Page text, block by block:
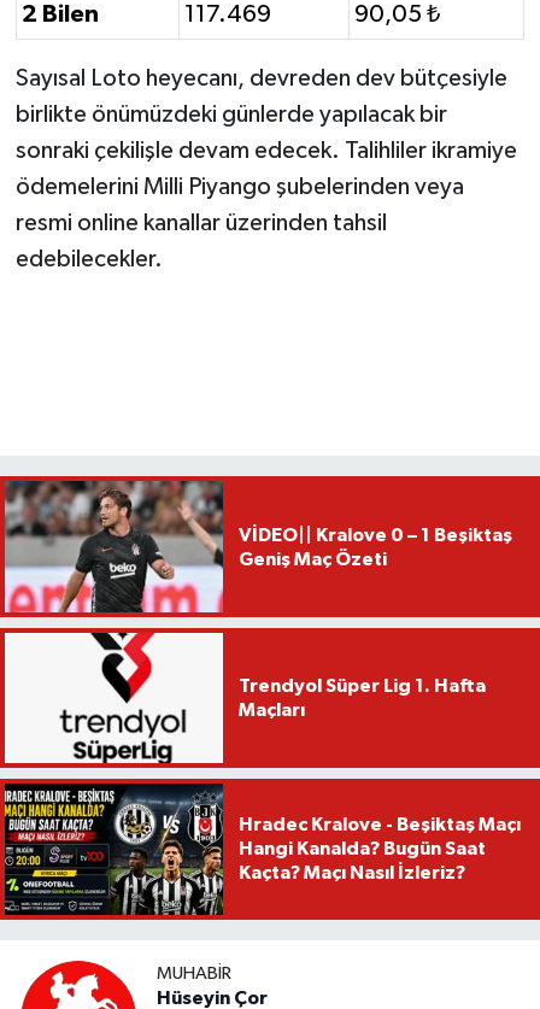
2 Bilen 117.469 90,05 ₺
Sayısal Loto heyecanı, devreden dev bütçesiyle
birlikte önümüzdeki günlerde yapılacak bir
sonraki çekilişle devam edecek. Talihliler ikramiye
ödemelerini Milli Piyango şubelerinden veya
resmi online kanallar üzerinden tahsil
edebilecekler.
VİDEO|| Kralove 0 – 1 Beşiktaş
Geniş Maç Özeti
Trendyol Süper Lig 1. Hafta
Maçları
Hradec Kralove - Beşiktaş Maçı
Hangi Kanalda? Bugün Saat
Kaçta? Maçı Nasıl İzleriz?
MUHABIR
Hüseyin Çor